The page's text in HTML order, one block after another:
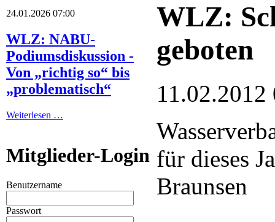
24.01.2026 07:00
WLZ: NABU-
Podiumsdiskussion -
Von „richtig so“ bis
„problematisch“
Weiterlesen …
Mitglieder-Login
Benutzername
Passwort
WLZ:
geboten
11.02.2012
für dieses
Braunsen